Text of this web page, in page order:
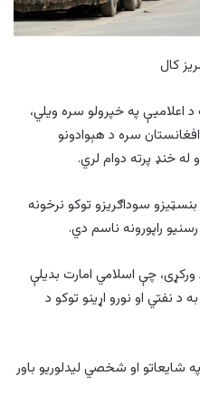
اعلامیې په خپرولو سره ویلي،
سره د هېوادونو
له خنډ پرته دوام لري.
سوداګریزو توکو نرخونه
راپورونه ناسم دي.
چې اسلامي امارت بدیلې
د نفتي او نورو اړینو توکو د
شایعاتو او شخصي لیدلوریو باور